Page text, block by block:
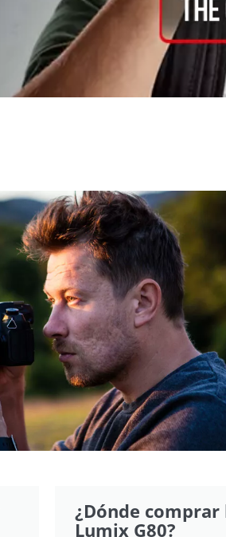
¿Dónde comprar
Lumix G80?